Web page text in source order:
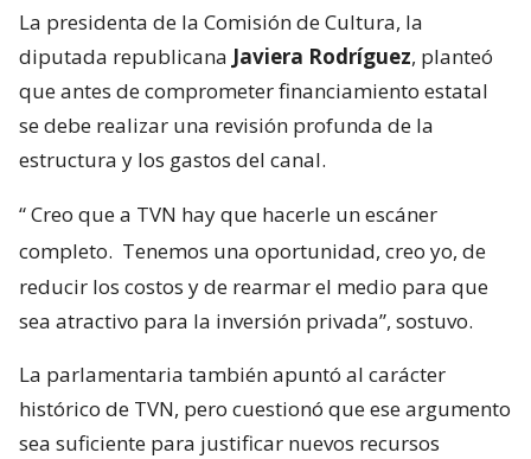
La presidenta de la Comisión de Cultura, la
diputada republicana Javiera Rodríguez, planteó
que antes de comprometer financiamiento estatal
se debe realizar una revisión profunda de la
estructura y los gastos del canal.
“Creo que a TVN hay que hacerle un escáner
completo. Tenemos una oportunidad, creo yo, de
reducir los costos y de rearmar el medio para que
sea atractivo para la inversión privada”, sostuvo.
La parlamentaria también apuntó al carácter
histórico de TVN, pero cuestionó que ese argumento
sea suficiente para justificar nuevos recursos